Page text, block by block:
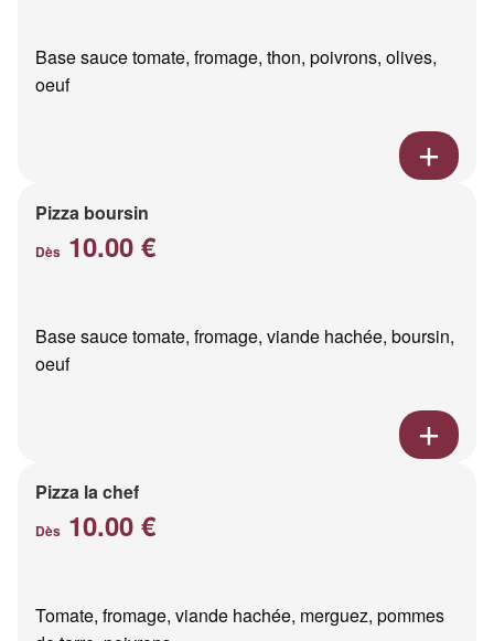
Base sauce tomate, fromage, thon, poivrons, olives,
oeuf
Pizza boursin
Dès 10.00 €
Base sauce tomate, fromage, viande hachée, boursin,
oeuf
Pizza la chef
Dès 10.00 €
Tomate, fromage, viande hachée, merguez, pommes